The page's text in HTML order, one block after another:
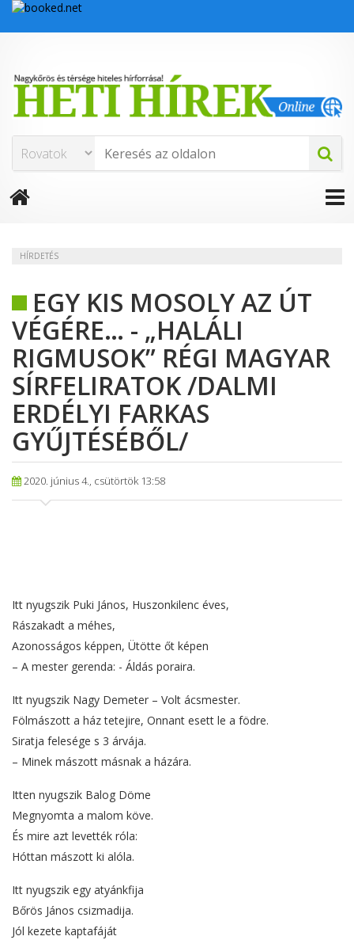
HÍRDETÉS
EGY KIS MOSOLY AZ ÚT
VÉGÉRE… - „HALÁLI
RIGMUSOK” RÉGI MAGYAR
SÍRFELIRATOK /DALMI
ERDÉLYI FARKAS
GYŰJTÉSÉBŐL/
2020. június 4., csütörtök 13:58
Itt nyugszik Puki János, Huszonkilenc éves,
Rászakadt a méhes,
Azonosságos képpen, Ütötte őt képen
– A mester gerenda: - Áldás poraira.
Itt nyugszik Nagy Demeter – Volt ácsmester.
Fölmászott a ház tetejire, Onnant esett le a födre.
Siratja felesége s 3 árvája.
– Minek mászott másnak a házára.
Itten nyugszik Balog Döme
Megnyomta a malom köve.
És mire azt levették róla:
Hóttan mászott ki alóla.
Itt nyugszik egy atyánkfija
Bőrös János csizmadija.
Jól kezete kaptafáját